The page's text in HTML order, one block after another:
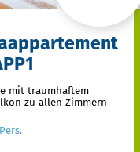
mit traumhaftem
zu allen Zimmern